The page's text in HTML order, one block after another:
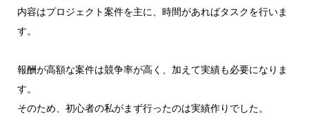
内容はプロジェクト案件を主に、時間があればタスクを行いま
す。
報酬が高額な案件は競争率が高く、加えて実績も必要になりま
す。
そのため、初心者の私がまず行ったのは実績作りでした。